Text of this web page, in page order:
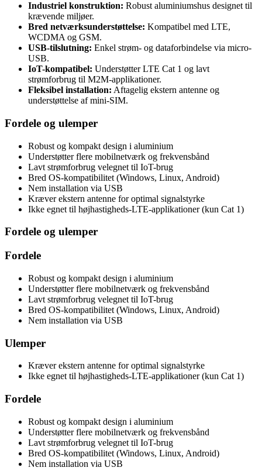
Industriel konstruktion: Robust aluminiumshus designet til
krævende miljøer.
Bred netværksunderstøttelse: Kompatibel med LTE,
WCDMA og GSM.
USB-tilslutning: Enkel strøm- og dataforbindelse via micro-
USB.
IoT-kompatibel: Understøtter LTE Cat 1 og lavt
strømforbrug til M2M-applikationer.
Fleksibel installation: Aftagelig ekstern antenne og
understøttelse af mini-SIM.
Fordele og ulemper
Robust og kompakt design i aluminium
Understøtter flere mobilnetværk og frekvensbånd
Lavt strømforbrug velegnet til IoT-brug
Bred OS-kompatibilitet (Windows, Linux, Android)
Nem installation via USB
Kræver ekstern antenne for optimal signalstyrke
Ikke egnet til højhastigheds-LTE-applikationer (kun Cat 1)
Fordele og ulemper
Fordele
Robust og kompakt design i aluminium
Understøtter flere mobilnetværk og frekvensbånd
Lavt strømforbrug velegnet til IoT-brug
Bred OS-kompatibilitet (Windows, Linux, Android)
Nem installation via USB
Ulemper
Kræver ekstern antenne for optimal signalstyrke
Ikke egnet til højhastigheds-LTE-applikationer (kun Cat 1)
Fordele
Robust og kompakt design i aluminium
Understøtter flere mobilnetværk og frekvensbånd
Lavt strømforbrug velegnet til IoT-brug
Bred OS-kompatibilitet (Windows, Linux, Android)
Nem installation via USB